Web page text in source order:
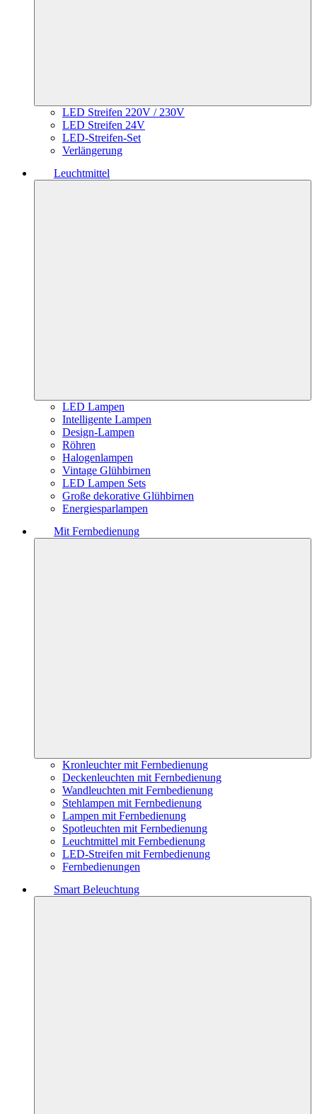
LED Streifen 220V / 230V
LED Streifen 24V
LED-Streifen-Set
Verlängerung
Leuchtmittel
LED Lampen
Intelligente Lampen
Design-Lampen
Röhren
Halogenlampen
Vintage Glühbirnen
LED Lampen Sets
Große dekorative Glühbirnen
Energiesparlampen
Mit Fernbedienung
Kronleuchter mit Fernbedienung
Deckenleuchten mit Fernbedienung
Wandleuchten mit Fernbedienung
Stehlampen mit Fernbedienung
Lampen mit Fernbedienung
Spotleuchten mit Fernbedienung
Leuchtmittel mit Fernbedienung
LED-Streifen mit Fernbedienung
Fernbedienungen
Smart Beleuchtung